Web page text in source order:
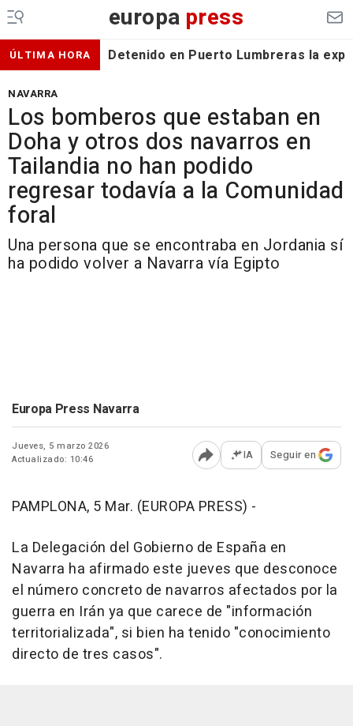
europa press
ÚLTIMA HORA Detenido en Puerto Lumbreras la
NAVARRA
Los bomberos que estaban en
Doha y otros dos navarros en
Tailandia no han podido
regresar todavía a la Comunidad
foral
Una persona que se encontraba en Jordania sí
ha podido volver a Navarra vía Egipto
Europa Press Navarra
Jueves, 5 marzo 2026
Actualizado: 10:46
Abrir opciones para
IA Seguir en
PAMPLONA, 5 Mar. (EUROPA PRESS) -
La Delegación del Gobierno de España en
Navarra ha afirmado este jueves que desconoce
el número concreto de navarros afectados por la
guerra en Irán ya que carece de "información
territorializada", si bien ha tenido "conocimiento
directo de tres casos".